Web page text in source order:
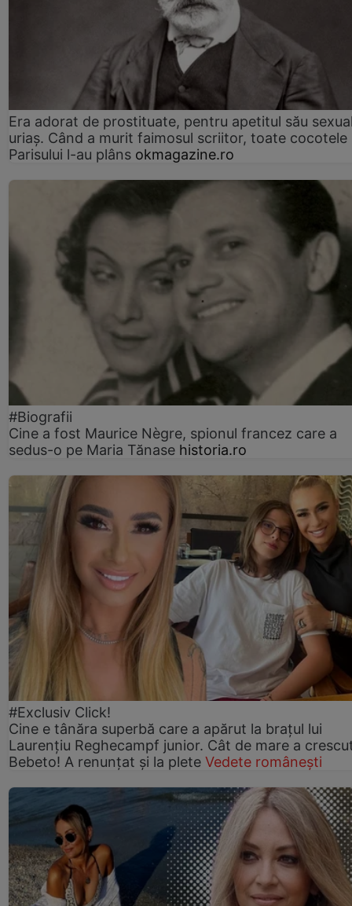
Era adorat de prostituate, pentru apetitul său
uriaș. Când a murit faimosul scriitor, toate cocotele
Parisului l-au plâns okmagazine.ro
#Biografii
Cine a fost Maurice Nègre, spionul francez care a
sedus-o pe Maria Tănase historia.ro
#Exclusiv Click!
Cine e tânăra superbă care a apărut la brațul lui
Laurențiu Reghecampf junior. Cât de mare a
Bebeto! A renunțat și la plete Vedete românești